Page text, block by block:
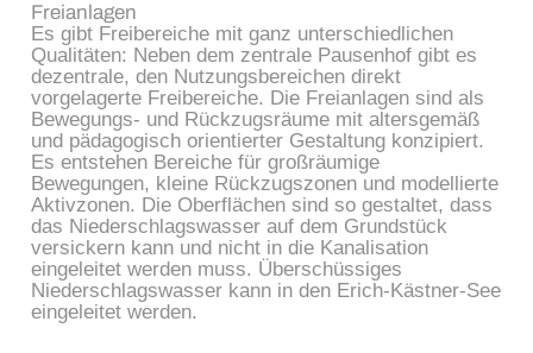
Freianlagen
Es gibt Freibereiche mit ganz unterschiedlichen
Qualitäten: Neben dem zentrale Pausenhof gibt es
dezentrale, den Nutzungsbereichen direkt
vorgelagerte Freibereiche. Die Freianlagen sind als
Bewegungs- und Rückzugsräume mit altersgemäß
und pädagogisch orientierter Gestaltung konzipiert.
Es entstehen Bereiche für großräumige
Bewegungen, kleine Rückzugszonen und modellierte
Aktivzonen. Die Oberflächen sind so gestaltet, dass
das Niederschlagswasser auf dem Grundstück
versickern kann und nicht in die Kanalisation
eingeleitet werden muss. Überschüssiges
Niederschlagswasser kann in den Erich-Kästner-See
eingeleitet werden.